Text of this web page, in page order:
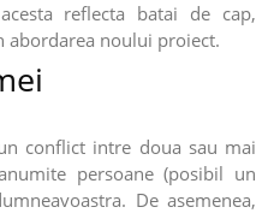
reflecta batai de cap,
abordarea noului proiect.
conflict intre doua sau mai
persoane (posibil un
De asemenea,